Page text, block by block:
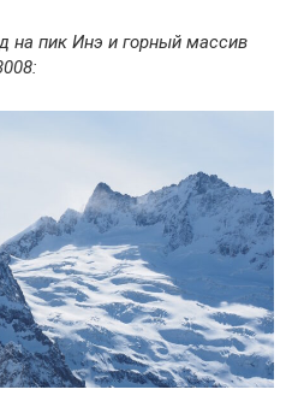
на пик Инэ и горный массив